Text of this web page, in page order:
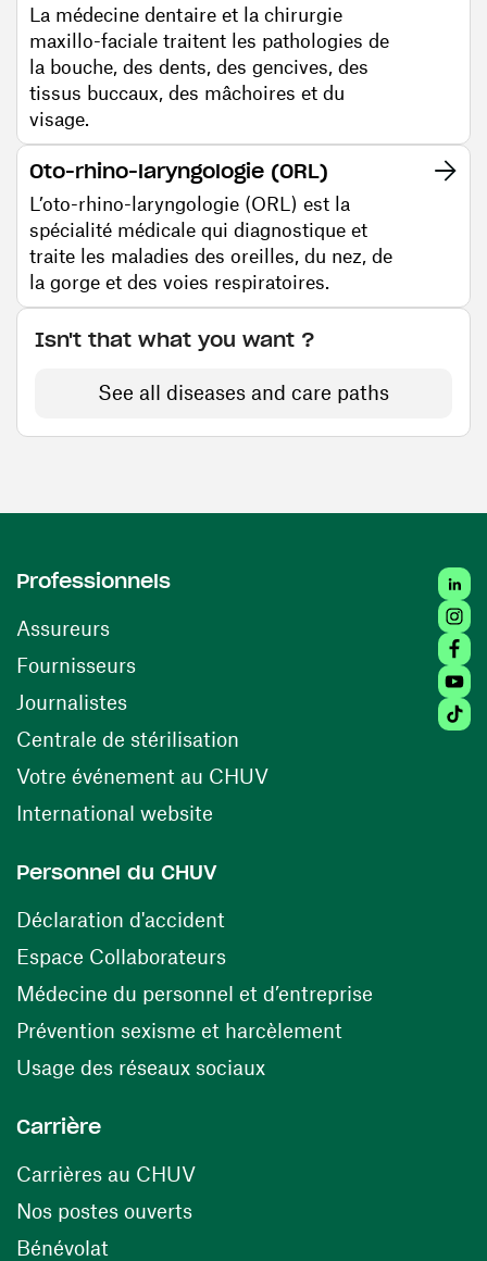
La médecine dentaire et la chirurgie
maxillo-faciale traitent les pathologies de
la bouche, des dents, des gencives, des
tissus buccaux, des mâchoires et du
visage.
Oto-rhino-laryngologie (ORL)
L’oto-rhino-laryngologie (ORL) est la
spécialité médicale qui diagnostique et
traite les maladies des oreilles, du nez, de
la gorge et des voies respiratoires.
Isn't that what you want ?
See all diseases and care paths
Professionnels
Assureurs
Fournisseurs(opens in a new window)
Journalistes
Centrale de stérilisation (opens in a new window)
Votre événement au CHUV(opens in a new
International website
Personnel du CHUV
Déclaration d'accident
Espace Collaborateurs(opens in a new window)
Médecine du personnel et d’entreprise
Prévention sexisme et harcèlement
Usage des réseaux sociaux(opens in a new
Carrière
Carrières au CHUV(opens in a new window)
Nos postes ouverts(opens in a new window)
Bénévolat